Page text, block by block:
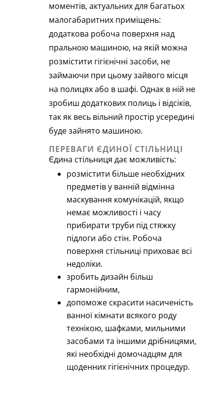
моментів, актуальних для багатьох
малогабаритних приміщень:
додаткова робоча поверхня над
пральною машиною, на якій можна
розмістити гігієнічні засоби, не
займаючи при цьому зайвого місця
на полицях або в шафі. Однак в ній не
зробиш додаткових полиць і відсіків,
так як весь вільний простір усередині
буде зайнято машиною.
ПЕРЕВАГИ ЄДИНОЇ СТІЛЬНИЦІ
Єдина стільниця дає можливість:
розмістити більше необхідних
предметів у ванній відмінна
маскування комунікацій, якщо
немає можливості і часу
прибирати труби під стяжку
підлоги або стін. Робоча
поверхня стільниці приховає всі
недоліки.
зробить дизайн більш
гармонійним,
допоможе скрасити насиченість
ванної кімнати всякого роду
технікою, шафками, мильними
засобами та іншими дрібницями,
які необхідні домочадцям для
щоденних гігієнічних процедур.